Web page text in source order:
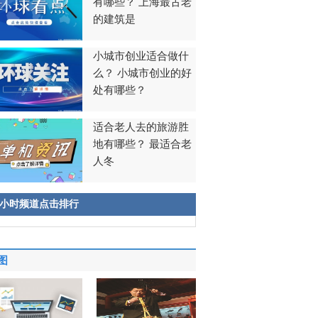
的建筑是
小城市创业适合做什
么？ 小城市创业的好
处有哪些？
适合老人去的旅游胜
地有哪些？ 最适合老
人冬
时频道点击排行